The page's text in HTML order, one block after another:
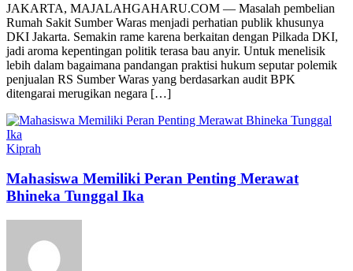
JAKARTA, MAJALAHGAHARU.COM — Masalah pembelian
Rumah Sakit Sumber Waras menjadi perhatian publik khusunya
DKI Jakarta. Semakin rame karena berkaitan dengan Pilkada DKI,
jadi aroma kepentingan politik terasa bau anyir. Untuk menelisik
lebih dalam bagaimana pandangan praktisi hukum seputar polemik
penjualan RS Sumber Waras yang berdasarkan audit BPK
ditengarai merugikan negara […]
Kiprah
Mahasiswa Memiliki Peran Penting Merawat
Bhineka Tunggal Ika